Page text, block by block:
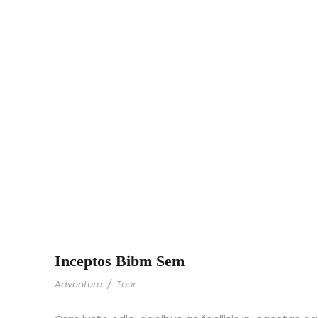
Inceptos Bibm Sem
Adventure / Tour